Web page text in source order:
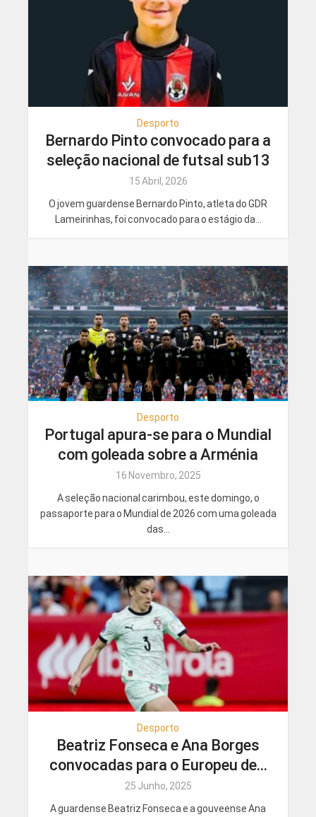
Desporto
Bernardo Pinto convocado para a
seleção nacional de futsal sub13
15 Abril, 2026
O jovem guardense Bernardo Pinto, atleta do GDR
Lameirinhas, foi convocado para o estágio da...
Desporto
Portugal apura-se para o Mundial
com goleada sobre a Arménia
16 Novembro, 2025
A seleção nacional carimbou, este domingo, o
passaporte para o Mundial de 2026 com uma goleada
das...
Desporto
Beatriz Fonseca e Ana Borges
convocadas para o Europeu de...
25 Junho, 2025
A guardense Beatriz Fonseca e a gouveense Ana